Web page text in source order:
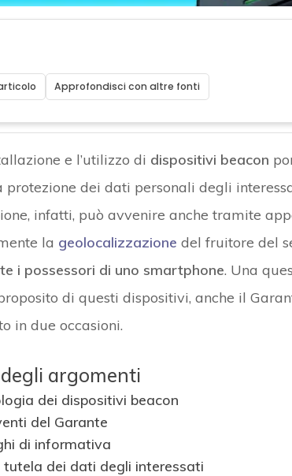
Approfondisci con altre fonti
e l’utilizzo di dispositivi beacon
protezione dei dati personali degli
infatti, può avvenire anche tramite
la geolocalizzazione del fruitore del
i possessori di uno smartphone. Una
di questi dispositivi, anche il
in due occasioni.
argomenti
dei dispositivi beacon
del Garante
di informativa
tutela dei dati degli interessati